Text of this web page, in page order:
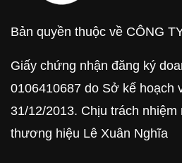
Bản quyền thuộc về CÔNG
Giấy chứng nhận đăng ký
0106410687 do Sở kế hoạch
31/12/2013. Chịu trách nhiệm
thương hiệu Lê Xuân Nghĩa